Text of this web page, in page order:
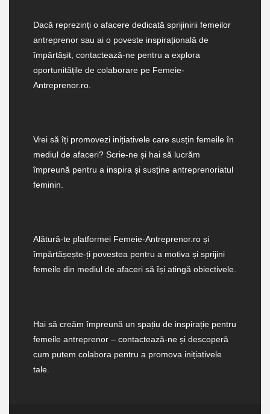
Dacă reprezinți o afacere dedicată sprijinirii femeilor
antreprenor sau ai o poveste inspirațională de
împărtășit, contactează-ne pentru a explora
oportunitățile de colaborare pe Femeie-
Antreprenor.ro.
Vrei să îți promovezi inițiativele care susțin femeile în
mediul de afaceri? Scrie-ne și hai să lucrăm
împreună pentru a inspira și susține antreprenoriatul
feminin.
Alătură-te platformei Femeie-Antreprenor.ro și
împărtășește-ți povestea pentru a motiva și sprijini
femeile din mediul de afaceri să își atingă obiectivele.
Hai să creăm împreună un spațiu de inspirație pentru
femeile antreprenor – contactează-ne și descoperă
cum putem colabora pentru a promova inițiativele
tale.